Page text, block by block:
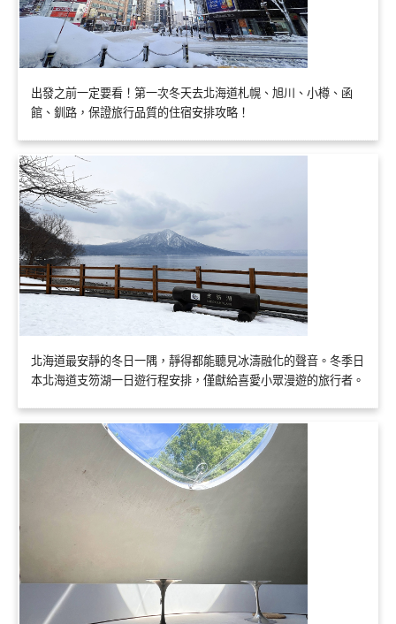
出發之前一定要看！第一次冬天去北海道札幌、旭川、小樽、函
館、釧路，保證旅行品質的住宿安排攻略！
北海道最安靜的冬日一隅，靜得都能聽見冰濤融化的聲音。冬季日
本北海道支笏湖一日遊行程安排，僅獻給喜愛小眾漫遊的旅行者。